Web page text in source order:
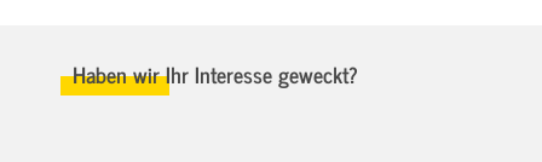
Haben wir Ihr Interesse geweckt?